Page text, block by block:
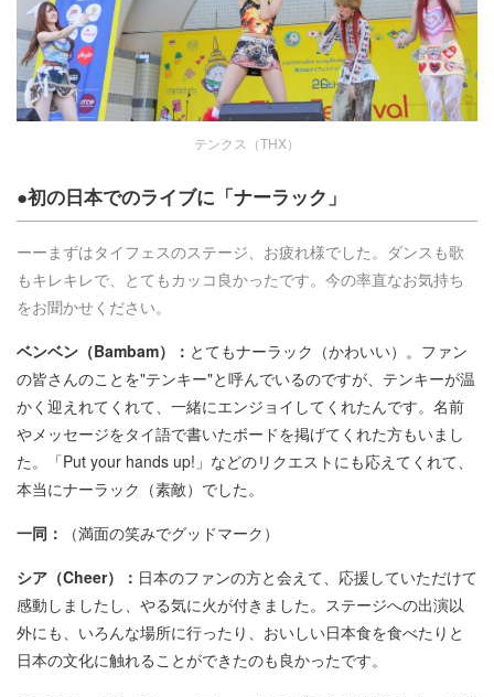
テンクス（THX）
●初の日本でのライブに「ナーラック」
ーーまずはタイフェスのステージ、お疲れ様でした。ダンスも歌
もキレキレで、とてもカッコ良かったです。今の率直なお気持ち
をお聞かせください。
ベンベン（Bambam）： とてもナーラック（かわいい）。ファン
の皆さんのことを"テンキー"と呼んでいるのですが、テンキーが温
かく迎えれてくれて、一緒にエンジョイしてくれたんです。名前
やメッセージをタイ語で書いたボードを掲げてくれた方もいまし
た。「Put your hands up!」などのリクエストにも応えてくれて、
本当にナーラック（素敵）でした。
一同：
（満面の笑みでグッドマーク）
シア（Cheer）： 日本のファンの方と会えて、応援していただけて
感動しましたし、やる気に火が付きました。ステージへの出演以
外にも、いろんな場所に行ったり、おいしい日本食を食べたりと
日本の文化に触れることができたのも良かったです。